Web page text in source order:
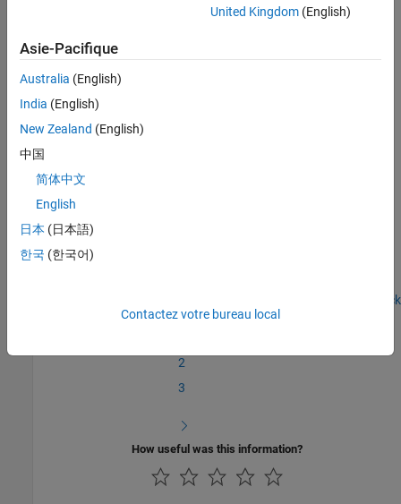
A template System object for sink blocks,Sink.m.
A template System object for source blocks,
In the next section, you will
Code
See Also
Create a Digital Read Block
Create a Digital Read Block
2
3
How useful was this information?
United Kingdom(English)
Asie-Pacifique
Australia (English)
India (English)
New Zealand (English)
中国
简体中文
English
日本 (日本語)
한국 (한국어)
Contactez votre bureau local